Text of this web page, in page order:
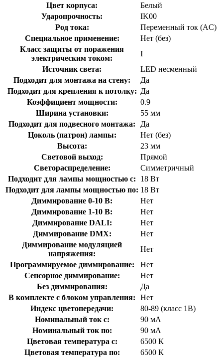
Цвет корпуса:
Белый
Ударопрочность:
IK00
Род тока:
Переменный ток (AC)
Специальное применение:
Нет (без)
Класс защиты от поражения
электрическим током:
I
Источник света:
LED несменный
Подходит для монтажа на стену:
Да
Подходит для крепления к потолку: Да
Коэффициент мощности:
0.9
Ширина установки:
55 мм
Подходит для подвесного монтажа:
Да
Цоколь (патрон) лампы:
Нет (без)
Высота:
23 мм
Световой выход:
Прямой
Светораспределение:
Симметричный
Подходит для лампы мощностью с:
18 Вт
Подходит для лампы мощностью по: 18 Вт
Диммирование 0-10 В:
Нет
Диммирование 1-10 В:
Нет
Диммирование DALI:
Нет
Диммирование DMX:
Нет
Диммирование модуляцией
напряжения:
Нет
Программируемое диммирование:
Нет
Сенсорное диммирование:
Нет
Без диммирования:
Да
В комплекте с блоком управления:
Нет
Индекс цветопередачи:
80-89 (класс 1В)
Номинальный ток с:
90 мА
Номинальный ток по:
90 мА
Цветовая температура с:
6500 К
Цветовая температура по:
6500 К